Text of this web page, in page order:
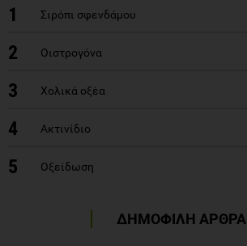
1 Σιρόπι σφενδάμου
2 Οιστρογόνα
3 Χολικά οξέα
4 Ακτινίδιο
5 Οξείδωση
ΔΗΜΟΦΙΛΗ ΑΡΘΡΑ